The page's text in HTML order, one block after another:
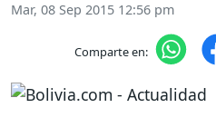
Mar, 08 Sep 2015 12:56 pm
Comparte en: